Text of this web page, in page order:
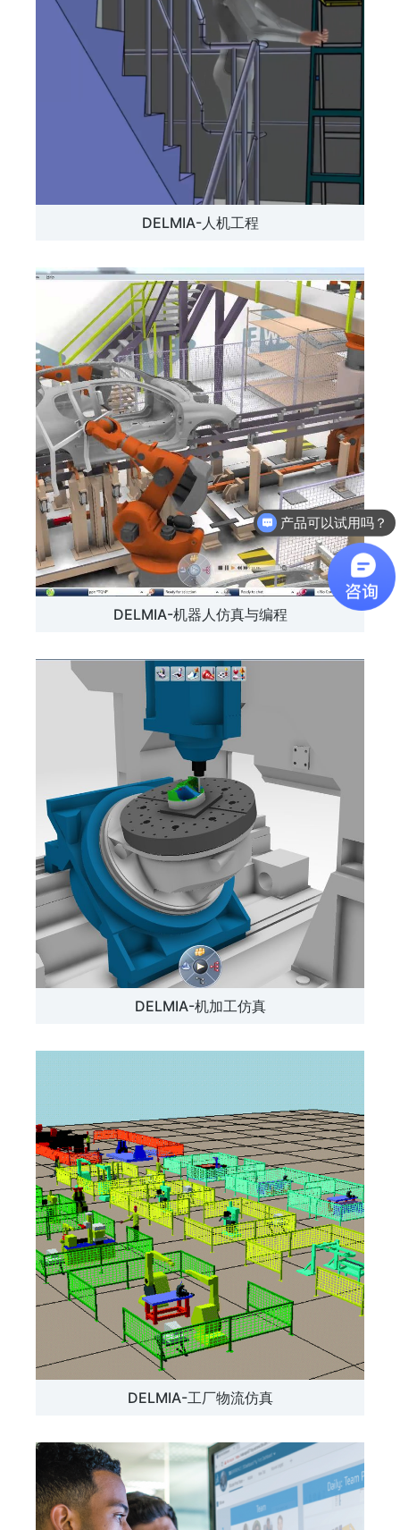
DELMIA-人机工程
DELMIA-机器人仿真与编程
DELMIA-机加工仿真
DELMIA-工厂物流仿真
产品可以试用吗？